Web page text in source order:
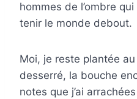
hommes de l’ombre
tenir le monde debout.
Moi, je reste plantée
desserré, la bouche
notes que j’ai